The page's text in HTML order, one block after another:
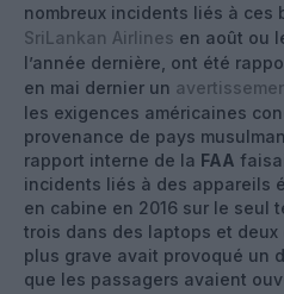
nombreux incidents liés à ces
SriLankan Airlines en août ou
l’année dernière, ont été
en mai dernier un
les exigences américaines
provenance de pays
rapport interne de la FAA
incidents liés à des appareils
en cabine en 2016 sur le seul
trois dans des laptops et
plus grave avait provoqué un
que les passagers avaient